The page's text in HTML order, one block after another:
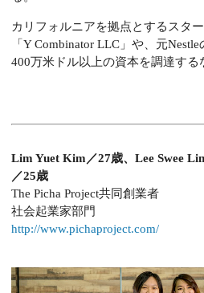
カリフォルニアを拠点とするスタ
「 Y Combinator LLC」や、元
400万米ドル以上の資本を調達する
Lim Yuet Kim／27歳、Lee Swee
／25歳
The Picha Project共同創業者
社会起業家部門
http://www.pichaproject.com/